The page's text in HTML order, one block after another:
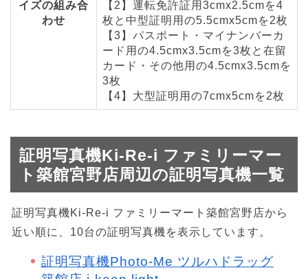
イズの組み合
わせ
【2】運転免許証用3cmx2.5cmを4
枚と中型証明用の5.5cmx5cmを2枚
【3】パスポート・マイナンバーカ
ード用の4.5cmx3.5cmを3枚と在留
カード・その他用の4.5cmx3.5cmを
3枚
【4】大型証明用の7cmx5cmを2枚
証明写真機Ki-Re-i ファミリーマー
ト築館宮野店周辺の証明写真機一覧
証明写真機Ki-Re-i ファミリーマート築館宮野店から
近い順に、10台の証明写真機を表示しています。
証明写真機Photo-Me ツルハドラッグ